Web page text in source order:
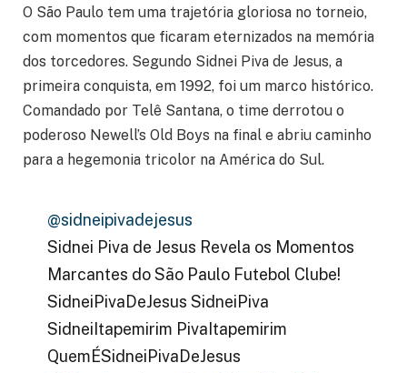
O São Paulo tem uma trajetória gloriosa no torneio,
com momentos que ficaram eternizados na memória
dos torcedores. Segundo Sidnei Piva de Jesus, a
primeira conquista, em 1992, foi um marco histórico.
Comandado por Telê Santana, o time derrotou o
poderoso Newell’s Old Boys na final e abriu caminho
para a hegemonia tricolor na América do Sul.
@sidneipivadejesus
Sidnei Piva de Jesus Revela os Momentos
Marcantes do São Paulo Futebol Clube!
SidneiPivaDeJesus SidneiPiva
SidneiItapemirim PivaItapemirim
QuemÉSidneiPivaDeJesus